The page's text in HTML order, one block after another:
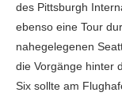
des Pittsburgh
ebenso eine Tour
nahegelegenen
die Vorgänge hinter
Six sollte am